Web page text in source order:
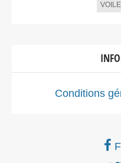
VOILE
Conditions